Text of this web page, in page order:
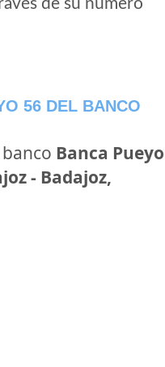
de su número
56 DEL BANCO
Banca Pueyo
- Badajoz,